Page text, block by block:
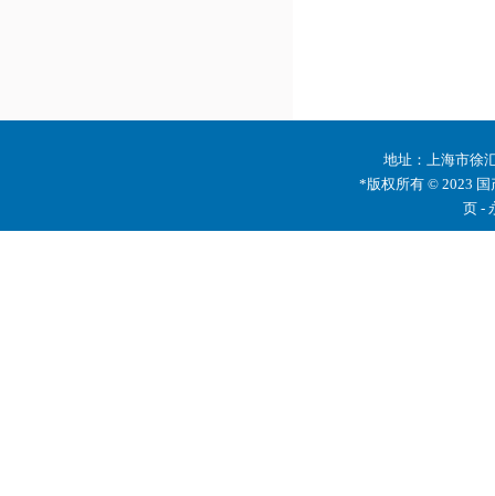
地址：上海市徐
*版权所有 © 2023 国
页 -